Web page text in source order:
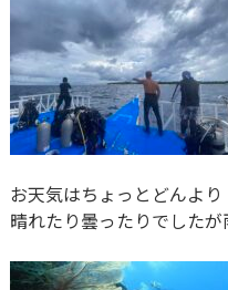
お天気はちょっとどんより
晴れたり曇ったりでした